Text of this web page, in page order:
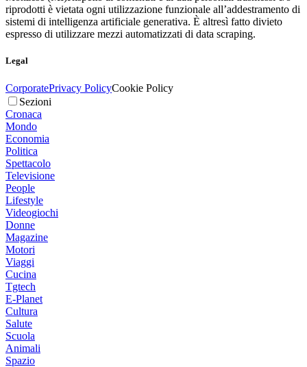
riprodotti è vietata ogni utilizzazione funzionale all’addestramento di
sistemi di intelligenza artificiale generativa. È altresì fatto divieto
espresso di utilizzare mezzi automatizzati di data scraping.
Legal
CorporatePrivacy PolicyCookie Policy
Sezioni
Cronaca
Mondo
Economia
Politica
Spettacolo
Televisione
People
Lifestyle
Videogiochi
Donne
Magazine
Motori
Viaggi
Cucina
Tgtech
E-Planet
Cultura
Salute
Scuola
Animali
Spazio